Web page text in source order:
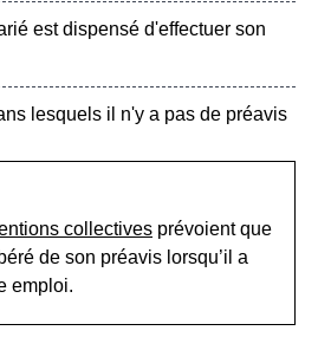
est dispensé d'effectuer son
lesquels il n'y a pas de préavis
collectives prévoient que
de son préavis lorsqu’il a
emploi.